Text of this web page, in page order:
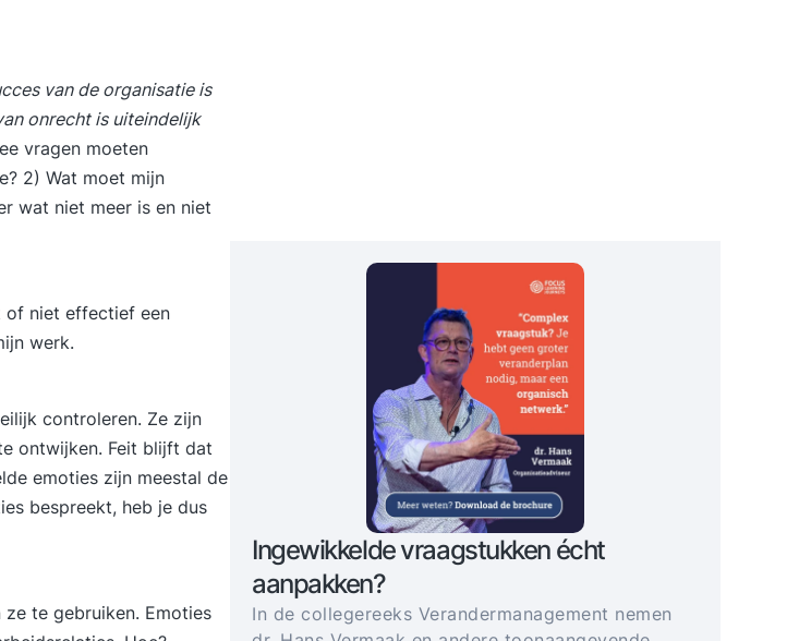
van de organisatie is
onrecht is uiteindelijk
vragen moeten
2) Wat moet mijn
wat niet meer is en niet
of niet effectief een
werk.
controleren. Ze zijn
ontwijken. Feit blijft dat
emoties zijn meestal de
bespreekt, heb je dus
te gebruiken. Emoties
Ingewikkelde vraagstukken écht
aanpakken?
In de collegereeks Verandermanagement nemen